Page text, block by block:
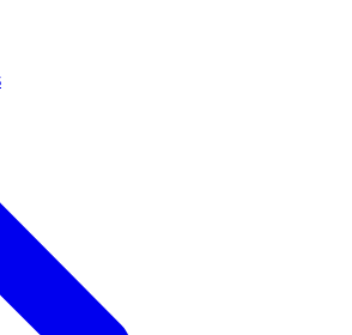
Kinderopvang
passend onderwijs
vo